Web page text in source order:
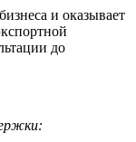
и оказывает
до